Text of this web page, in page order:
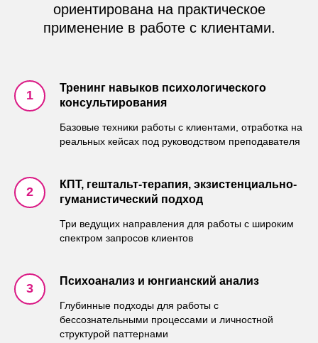
ориентирована на практическое
применение в работе с клиентами.
Тренинг навыков психологического
консультирования
Базовые техники работы с клиентами, отработка на
реальных кейсах под руководством преподавателя
КПТ, гештальт-терапия, экзистенциально-
гуманистический подход
Три ведущих направления для работы с широким
спектром запросов клиентов
Психоанализ и юнгианский анализ
Глубинные подходы для работы с
бессознательными процессами и личностной
структурой паттернами